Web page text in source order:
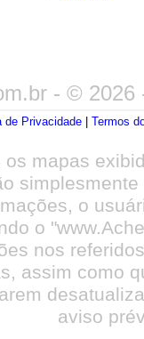
- © 2026
de Privacidade Termos
mapas
o
o
nos
assim como
aviso